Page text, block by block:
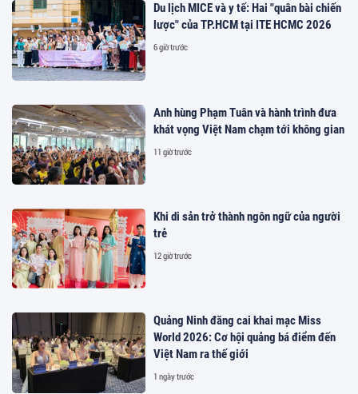
Du lịch MICE và y tế: Hai "quân bài chiến
lược" của TP.HCM tại ITE HCMC 2026
6 giờ trước
Anh hùng Phạm Tuân và hành trình đưa
khát vọng Việt Nam chạm tới không gian
11 giờ trước
Khi di sản trở thành ngôn ngữ của người
trẻ
12 giờ trước
Quảng Ninh đăng cai khai mạc Miss
World 2026: Cơ hội quảng bá điểm đến
Việt Nam ra thế giới
1 ngày trước